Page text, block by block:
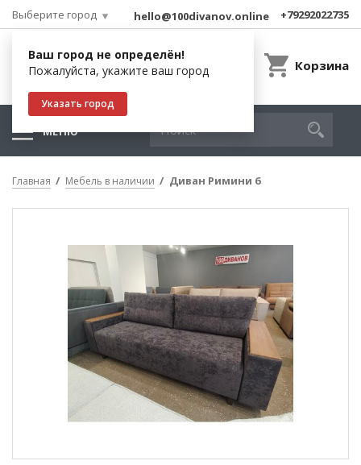
Выберите город
Ваш город не определён!
Пожалуйста, укажите ваш город
Указать город
hello@100divanov.online +79292022735
Корзина
МЕНЮ
Главная Мебель в наличии Диван Римини 6